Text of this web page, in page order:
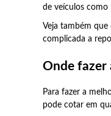
de veículos como
Veja também
complicada a
Onde fazer
Para fazer a
pode cotar em